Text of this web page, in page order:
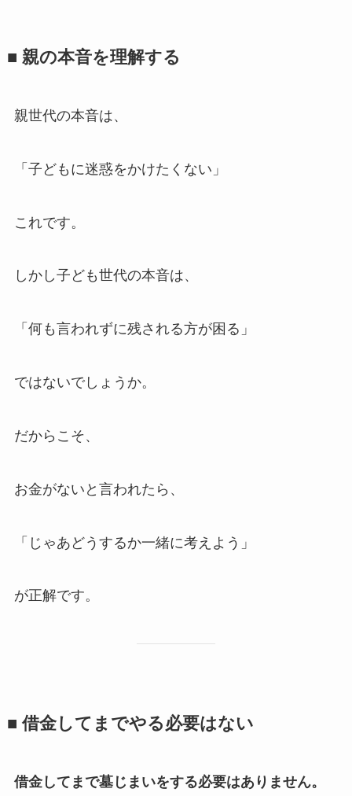
■ 親の​本音を​理解する
親世代の本音は、
「子どもに迷惑をかけたくない」
これです。
しかし子ども世代の本音は、
「何も言われずに残される方が困る」
ではないでしょうか。
だからこそ、
お金がないと言われたら、
「じゃあどうするか一緒に考えよう」
が正解です。
■ 借金してまで​やる​必要は​ない
借金してまで墓じまいをする必要はありません。